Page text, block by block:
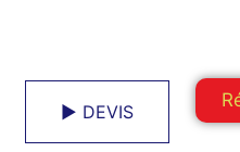
► DEVIS